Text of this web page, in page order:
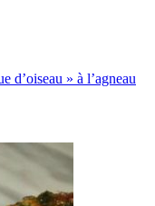
d’oiseau » à l’agneau